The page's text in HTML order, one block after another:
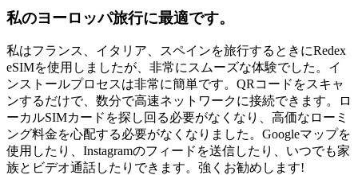
私のヨーロッパ旅行に最適です。
私はフランス、イタリア、スペインを旅行するときにRedex
eSIMを使用しましたが、非常にスムーズな体験でした。イ
ンストールプロセスは非常に簡単です。QRコードをスキャ
ンするだけで、数分で高速ネットワークに接続できます。ロ
ーカルSIMカードを探し回る必要がなくなり、高価なローミ
ング料金を心配する必要がなくなりました。Googleマップを
使用したり、Instagramのフィードを送信したり、いつでも家
族とビデオ通話したりできます。強くお勧めします!